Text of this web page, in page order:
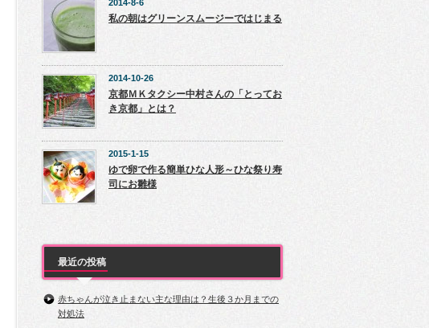
2014-8-6
私の朝はグリーンスムージーではじまる
2014-10-26
京都ＭＫタクシー中村さんの「とってお
き京都」とは？
2015-1-15
ゆで卵で作る簡単ひな人形～ひな祭り寿
司にお雛様
最近の投稿
赤ちゃんが泣き止まない主な理由は？生後３か月までの
対処法